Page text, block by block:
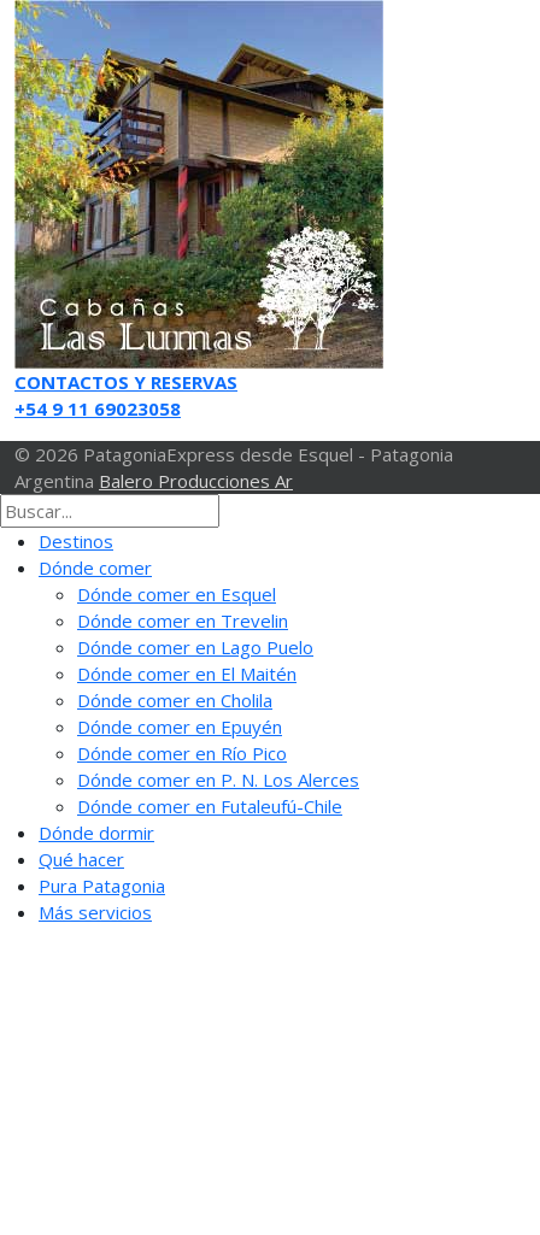
CONTACTOS Y RESERVAS
+54 9 11 69023058
© 2026 PatagoniaExpress desde Esquel - Patagonia
Argentina Balero Producciones Ar
Destinos
Dónde comer
Dónde comer en Esquel
Dónde comer en Trevelin
Dónde comer en Lago Puelo
Dónde comer en El Maitén
Dónde comer en Cholila
Dónde comer en Epuyén
Dónde comer en Río Pico
Dónde comer en P. N. Los Alerces
Dónde comer en Futaleufú-Chile
Dónde dormir
Qué hacer
Pura Patagonia
Más servicios